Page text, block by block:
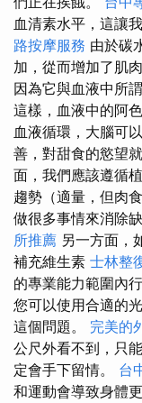
血清素水平，這讓
路按摩服務 由於碳
加，從而增加了肌
因為它與血液中所
這樣，血液中的阿
血液循環，大腦可
善，對甜食的慾望
面，我們應該遵循
趨勢（適量，但肉
做很多事情來消除
所推薦 另一方面，
補充維生素 士林整
的專業能力範圍內
您可以使用合適的
這個問題。 完美的
公尺外看不到，只
定會手下留情。 台
和運動會導致身體